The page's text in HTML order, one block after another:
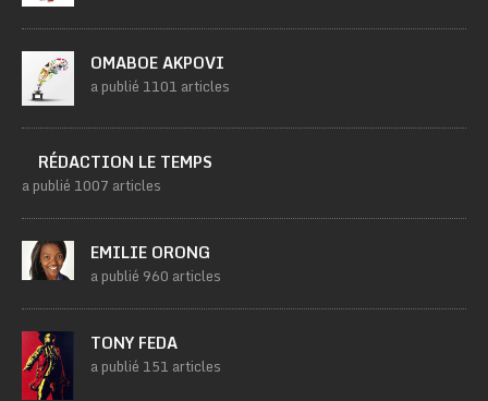
OMABOE AKPOVI
a publié 1101 articles
RÉDACTION LE TEMPS
a publié 1007 articles
EMILIE ORONG
a publié 960 articles
TONY FEDA
a publié 151 articles